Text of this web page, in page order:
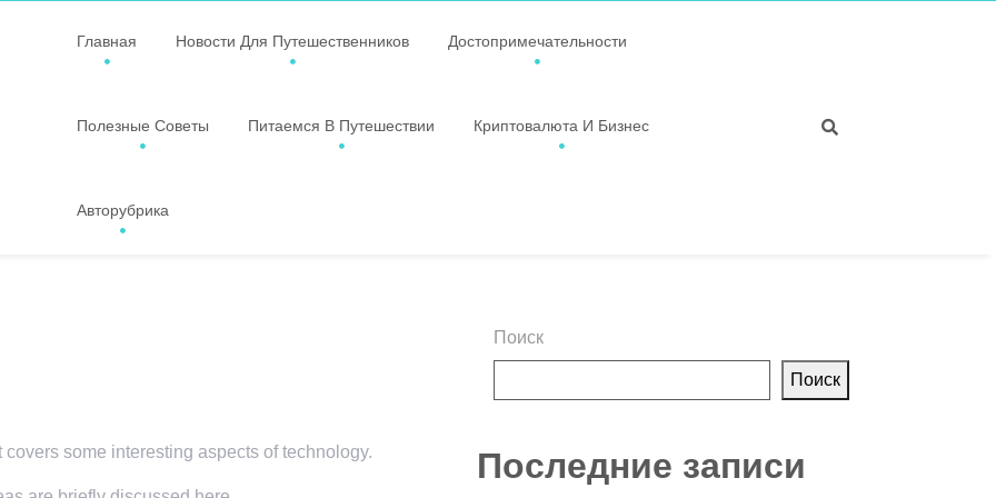
Главная Новости Для Путешественников Достопримечательности
Полезные Советы Питаемся В Путешествии Криптовалюта И Бизнес
Авторубрика
some interesting aspects of technology.
Поиск
Поиск
Последние записи